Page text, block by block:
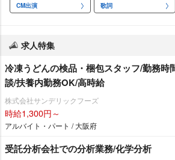
CM出演 歌詞
求人特集
冷凍うどんの検品・梱包スタッフ/勤務時
談/扶養内勤務OK/高時給
株式会社サンデリックフーズ
時給1,300円～
アルバイト・パート / 大阪府
受託分析会社での分析業務/化学分析